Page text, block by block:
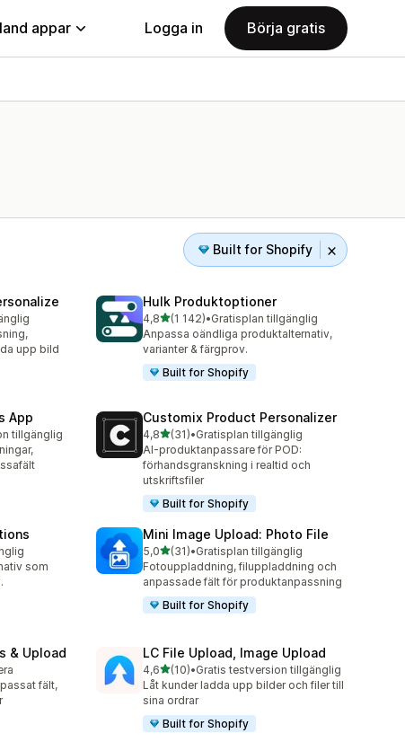
appar Logga in Börja gratis
Built for Shopify
upp bild
Hulk Produktoptioner
4,8av 5 stjärnor
(1 142)
1142 recensioner totalt
•Gratisplan tillgänglig
Anpassa oändliga produktalternativ,
varianter & färgprov.
Built for Shopify
App
tillgänglig
Customix Product Personalizer
4,8av 5 stjärnor
(31)
31 recensioner totalt
•Gratisplan tillgänglig
AI-produktanpassare för POD:
förhandsgranskning i realtid och
utskriftsfiler
Built for Shopify
som
Mini Image Upload: Photo File
5,0av 5 stjärnor
(31)
31 recensioner totalt
•Gratisplan tillgänglig
Fotouppladdning, filuppladdning och
anpassade fält för produktanpassning
Built for Shopify
& Upload
fält,
LC File Upload, Image Upload
4,6av 5 stjärnor
(10)
10 recensioner totalt
•Gratis testversion tillgänglig
Låt kunder ladda upp bilder och filer till
sina ordrar
Built for Shopify